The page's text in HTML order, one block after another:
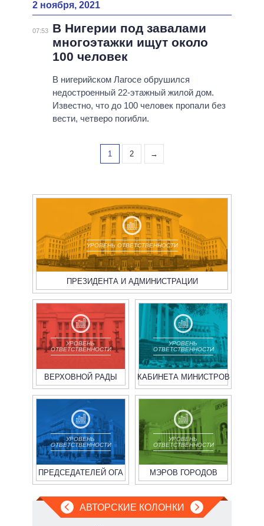
2 ноября, 2021
07:53
В Нигерии под завалами
многоэтажки ищут около
100 человек
В нигерийском Лагосе обрушился
недостроенный 22-этажный жилой дом.
Известно, что до 100 человек пропали без
вести, четверо погибли.
1 2 →
УРОВЕНЬ ОТВЕТСТВЕННОСТИ
ПРЕЗИДЕНТА И АДМИНИСТРАЦИИ
УРОВЕНЬ
ОТВЕТСТВЕННОСТИ
ВЕРХОВНОЙ РАДЫ
УРОВЕНЬ
ОТВЕТСТВЕННОСТИ
КАБИНЕТА МИНИСТРОВ
УРОВЕНЬ
ОТВЕТСТВЕННОСТИ
ПРЕДСЕДАТЕЛЕЙ ОГА
УРОВЕНЬ
ОТВЕТСТВЕННОСТИ
МЭРОВ ГОРОДОВ
АВТОРСКИЕ КОЛОНКИ